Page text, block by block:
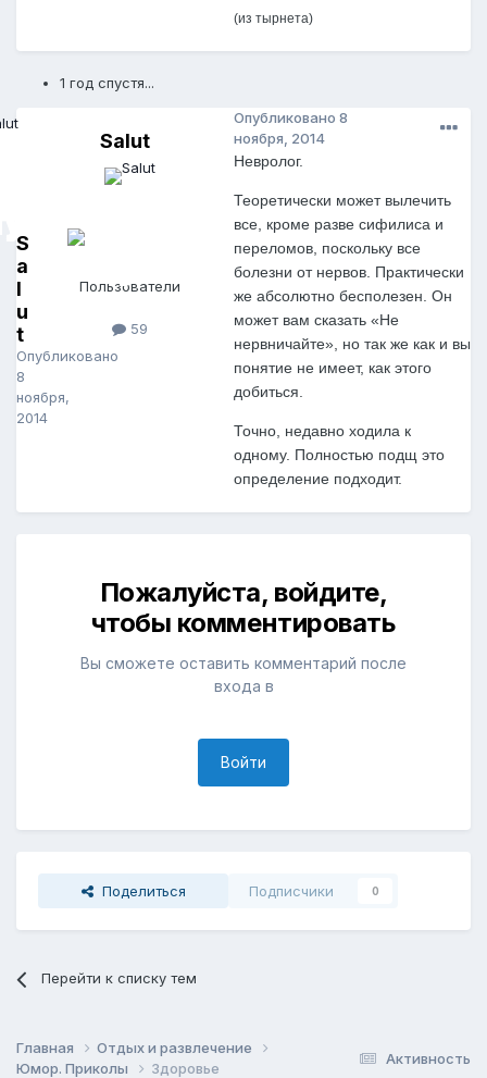
(из тырнета)
1 год спустя...
S
a
l
u
t
Опубликовано
8
ноября,
2014
Salut
Пользователи
59
Опубликовано 8
ноября, 2014
Невролог.
Теоретически может вылечить
все, кроме разве сифилиса и
переломов, поскольку все
болезни от нервов. Практически
же абсолютно бесполезен. Он
может вам сказать «Не
нервничайте», но так же как и вы
понятие не имеет, как этого
добиться.
Точно, недавно ходила к
одному. Полностью подщ это
определение подходит.
Пожалуйста, войдите,
чтобы комментировать
Вы сможете оставить комментарий после
входа в
Войти
Поделиться Подписчики 0
Перейти к списку тем
Активность
Главная
Отдых и развлечение
Юмор. Приколы
Здоровье